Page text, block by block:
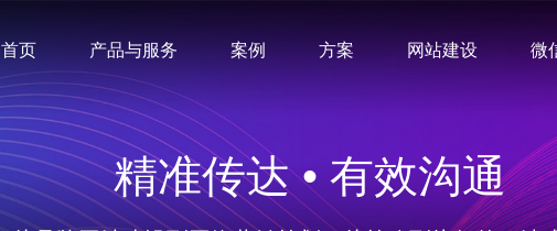
首页 产品与服务 案例 方案 网站建设 微
精准传达 • 有效沟通